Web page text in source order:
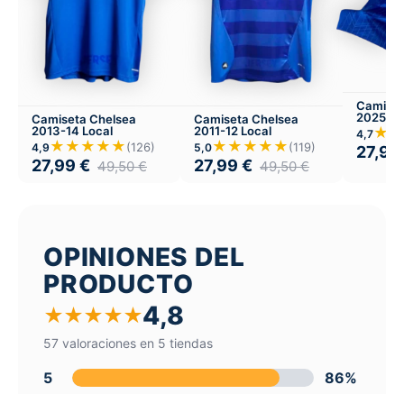
Camiseta Chelsea
2013-14 Local
4,9 ★★★★★(126)
27,99 € 49,50€
Camiseta Chelsea
2011-12 Local
5,0★★★★★(119)
27,99 € 49,50€
2025-
4,7
27,99
OPINIONES DEL
PRODUCTO
★★★★★4,8
57 valoraciones en 5 tiendas
5
86%